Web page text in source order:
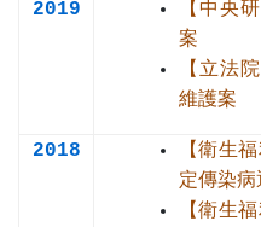
2019
【中央
案
【立法
維護案
2018
【衛生
定傳染病
【衛生